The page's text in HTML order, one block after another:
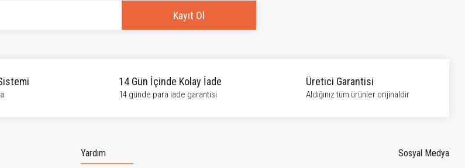
Kayıt Ol
14 Gün İçinde Kolay İade
14 günde para iade garantisi
Üretici Garantisi
Aldığınız tüm ürünler orijinaldir
Yardım Sosyal Medya